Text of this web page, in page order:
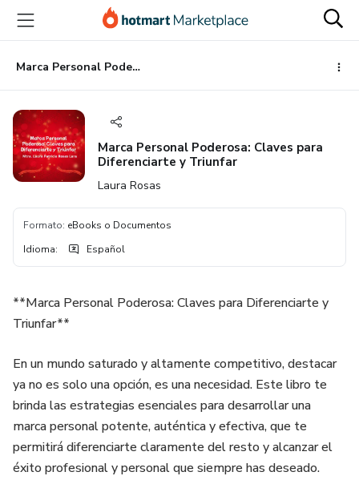
principal
página
de
página
Marca Personal Poderosa: Claves para Diferenciarte y Triunfar
Marca Personal Poderosa: Claves para
Diferenciarte y Triunfar
Laura Rosas
Formato: eBooks o Documentos
Idioma: Español
**Marca Personal Poderosa: Claves para Diferenciarte y
Triunfar**
En un mundo saturado y altamente competitivo, destacar
ya no es solo una opción, es una necesidad. Este libro te
brinda las estrategias esenciales para desarrollar una
marca personal potente, auténtica y efectiva, que te
permitirá diferenciarte claramente del resto y alcanzar el
éxito profesional y personal que siempre has deseado.